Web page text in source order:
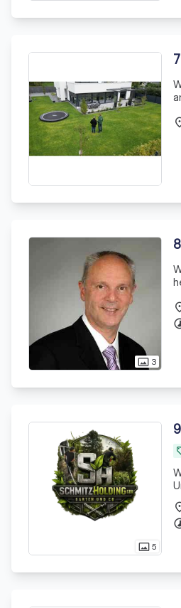
7
photo_size_select_actual 3
8
photo_size_select_actual5
9